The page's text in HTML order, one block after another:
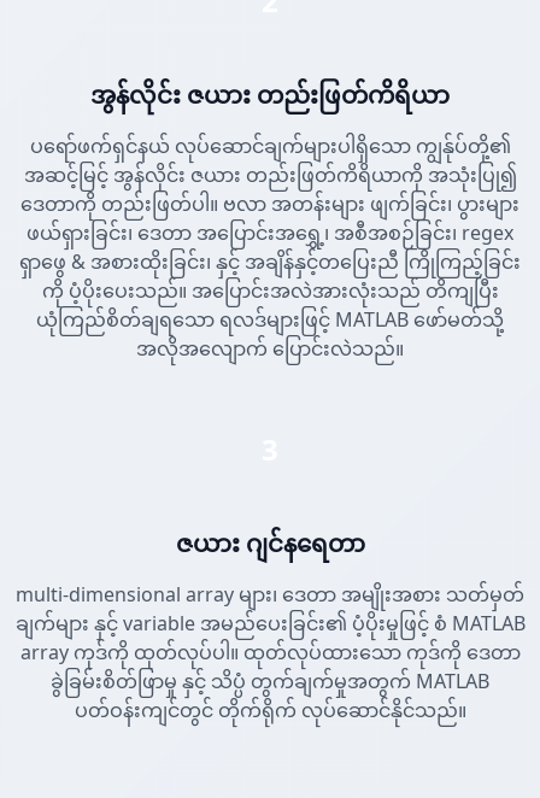
အွန်လိုင်း ဇယား တည်းဖြတ်ကိရိယာ
ပရော်ဖက်ရှင်နယ် လုပ်ဆောင်ချက်များပါရှိသော ကျွန်ုပ်တို့၏
အဆင့်မြင့် အွန်လိုင်း ဇယား တည်းဖြတ်ကိရိယာကို အသုံးပြု၍
ဒေတာကို တည်းဖြတ်ပါ။ ဗလာ အတန်းများ ဖျက်ခြင်း၊ ပွားများ
ဖယ်ရှားခြင်း၊ ဒေတာ အပြောင်းအရွှေ့၊ အစီအစဉ်ခြင်း၊ regex
ရှာဖွေ & အစားထိုးခြင်း၊ နှင့် အချိန်နှင့်တပြေးညီ ကြိုကြည့်ခြင်း
ကို ပံ့ပိုးပေးသည်။ အပြောင်းအလဲအားလုံးသည် တိကျပြီး
ယုံကြည်စိတ်ချရသော ရလဒ်များဖြင့် MATLAB ဖော်မတ်သို့
အလိုအလျောက် ပြောင်းလဲသည်။
ဇယား ဂျင်နရေတာ
multi-dimensional array များ၊ ဒေတာ အမျိုးအစား သတ်မှတ်
ချက်များ နှင့် variable အမည်ပေးခြင်း၏ ပံ့ပိုးမှုဖြင့် စံ MATLAB
array ကုဒ်ကို ထုတ်လုပ်ပါ။ ထုတ်လုပ်ထားသော ကုဒ်ကို ဒေတာ
ခွဲခြမ်းစိတ်ဖြာမှု နှင့် သိပ္ပံ တွက်ချက်မှုအတွက် MATLAB
ပတ်ဝန်းကျင်တွင် တိုက်ရိုက် လုပ်ဆောင်နိုင်သည်။